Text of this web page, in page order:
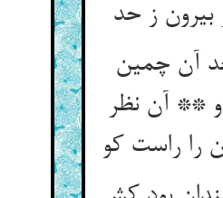
بیرون ز حد
آن چمین
** آن نظر
را راست کو